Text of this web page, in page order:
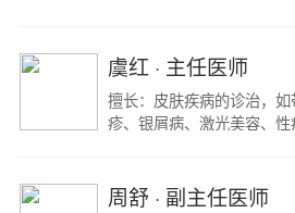
虞红 · 主任医师
擅长：皮肤疾病的诊治，
疹、银屑病、激光美容、性
周舒 · 副主任医师